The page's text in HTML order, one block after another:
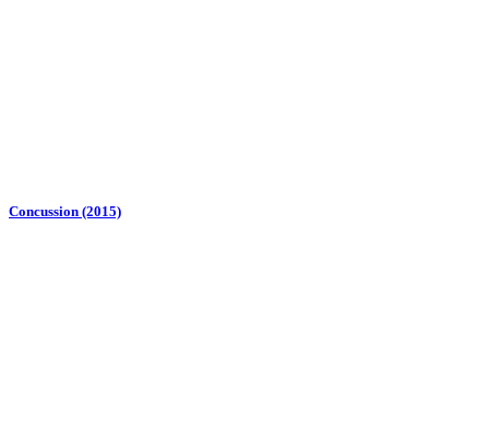
Concussion (2015)